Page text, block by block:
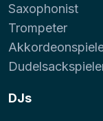
Saxophonist
Trompeter
DJs